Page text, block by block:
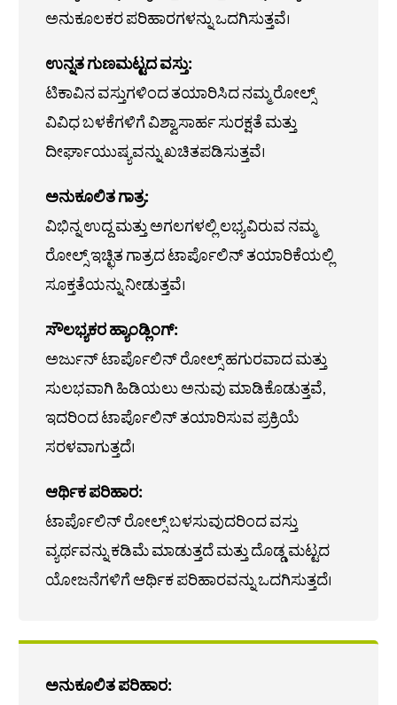
ಅನುಕೂಲಕರ ಪರಿಹಾರಗಳನ್ನು ಒದಗಿಸುತ್ತವೆ।
ಉನ್ನತ ಗುಣಮಟ್ಟದ ವಸ್ತು:
ಟಿಕಾವಿನ ವಸ್ತುಗಳಿಂದ ತಯಾರಿಸಿದ ನಮ್ಮ ರೋಲ್ಸ್
ವಿವಿಧ ಬಳಕೆಗಳಿಗೆ ವಿಶ್ವಾಸಾರ್ಹ ಸುರಕ್ಷತೆ ಮತ್ತು
ದೀರ್ಘಾಯುಷ್ಯವನ್ನು ಖಚಿತಪಡಿಸುತ್ತವೆ।
ಅನುಕೂಲಿತ ಗಾತ್ರ:
ವಿಭಿನ್ನ ಉದ್ದ ಮತ್ತು ಅಗಲಗಳಲ್ಲಿ ಲಭ್ಯವಿರುವ ನಮ್ಮ
ರೋಲ್ಸ್ ಇಚ್ಛಿತ ಗಾತ್ರದ ಟಾರ್ಪೊಲಿನ್ ತಯಾರಿಕೆಯಲ್ಲಿ
ಸೂಕ್ತತೆಯನ್ನು ನೀಡುತ್ತವೆ।
ಸೌಲಭ್ಯಕರ ಹ್ಯಾಂಡ್ಲಿಂಗ್:
ಅರ್ಜುನ್ ಟಾರ್ಪೊಲಿನ್ ರೋಲ್ಸ್ ಹಗುರವಾದ ಮತ್ತು
ಸುಲಭವಾಗಿ ಹಿಡಿಯಲು ಅನುವು ಮಾಡಿಕೊಡುತ್ತವೆ,
ಇದರಿಂದ ಟಾರ್ಪೊಲಿನ್ ತಯಾರಿಸುವ ಪ್ರಕ್ರಿಯೆ
ಸರಳವಾಗುತ್ತದೆ।
ಆರ್ಥಿಕ ಪರಿಹಾರ:
ಟಾರ್ಪೊಲಿನ್ ರೋಲ್ಸ್ ಬಳಸುವುದರಿಂದ ವಸ್ತು
ವ್ಯರ್ಥವನ್ನು ಕಡಿಮೆ ಮಾಡುತ್ತದೆ ಮತ್ತು ದೊಡ್ಡ ಮಟ್ಟದ
ಯೋಜನೆಗಳಿಗೆ ಆರ್ಥಿಕ ಪರಿಹಾರವನ್ನು ಒದಗಿಸುತ್ತದೆ।
ಅನುಕೂಲಿತ ಪರಿಹಾರ: